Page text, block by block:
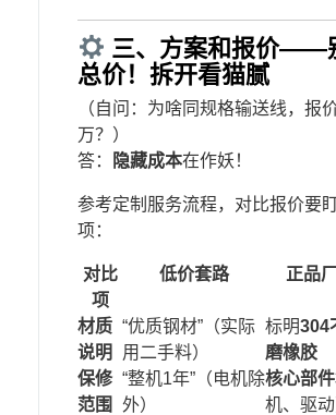
三、方案和报价——
总价！拆开看猫腻
（自问：为啥同规格输送线，报
万？）
答：​
​隐藏成本​​在作妖！
参考定制服务流程，对比报价要
项：
对比
项
低价套路 正品
​材质
说明​
“优质钢材”（实际
用二手料）
标明​​304
磨橡胶​
​保修
范围​
“整机1年”（电机除
外）
核心部
机、驱动